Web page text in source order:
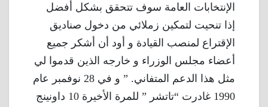
الإنتخابات العامة سوف تتحقق بشكل أفضل
إذا تنحيت لتمكين زملائي من دخول صناديق
الإقتراع لمنصب القيادة و أود أن أشكر جميع
أعضاء مجلس الوزراء و خارجه الذين قدموا لي
مثل هذا الدعم المتفاني. ” و في 28 نوفمبر عام
1990 غادرت “تاتشر ” للمرة الأخيرة 10 داونينج